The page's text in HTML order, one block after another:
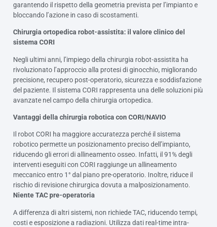
garantendo il rispetto della geometria prevista per l’impianto e
bloccando l’azione in caso di scostamenti.
Chirurgia ortopedica robot-assistita: il valore clinico del
sistema CORI
Negli ultimi anni, l’impiego della chirurgia robot-assistita ha
rivoluzionato l’approccio alla protesi di ginocchio, migliorando
precisione, recupero post-operatorio, sicurezza e soddisfazione
del paziente. Il sistema CORI rappresenta una delle soluzioni più
avanzate nel campo della chirurgia ortopedica.
Vantaggi della chirurgia robotica con CORI/NAVIO
Il robot CORI ha maggiore accuratezza perché il sistema
robotico permette un posizionamento preciso dell’impianto,
riducendo gli errori di allineamento osseo. Infatti, il 91% degli
interventi eseguiti con CORI raggiunge un allineamento
meccanico entro 1° dal piano pre-operatorio. Inoltre, riduce il
rischio di revisione chirurgica dovuta a malposizionamento.
Niente TAC pre-operatoria
A differenza di altri sistemi, non richiede TAC, riducendo tempi,
costi e esposizione a radiazioni. Utilizza dati real-time intra-